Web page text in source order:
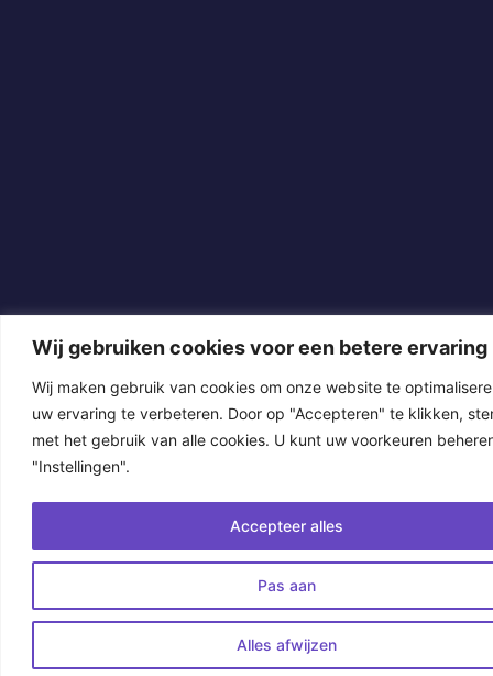
Wij gebruiken cookies voor een betere ervaring
Wij maken gebruik van cookies om onze website te
uw ervaring te verbeteren. Door op "Accepteren" te klikken,
met het gebruik van alle cookies. U kunt uw voorkeuren
"Instellingen".
Pas aan
Alles afwijzen
Accepteer alles